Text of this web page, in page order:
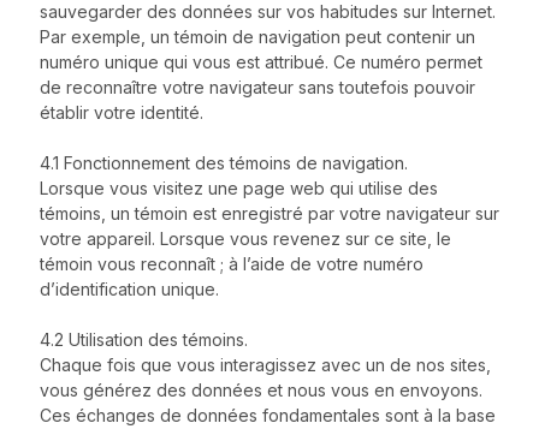
sauvegarder des données sur vos habitudes sur Internet.
Par exemple, un témoin de navigation peut contenir un
numéro unique qui vous est attribué. Ce numéro permet
de reconnaître votre navigateur sans toutefois pouvoir
établir votre identité.
4.1 Fonctionnement des témoins de navigation.
Lorsque vous visitez une page web qui utilise des
témoins, un témoin est enregistré par votre navigateur sur
votre appareil. Lorsque vous revenez sur ce site, le
témoin vous reconnaît ; à l’aide de votre numéro
d’identification unique.
4.2 Utilisation des témoins.
Chaque fois que vous interagissez avec un de nos sites,
vous générez des données et nous vous en envoyons.
Ces échanges de données fondamentales sont à la base